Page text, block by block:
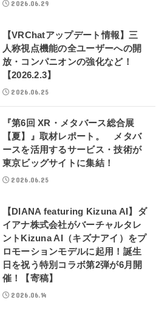
2026.06.29
【VRChatアップデート情報】三
人称視点機能の全ユーザーへの開
放・コンパニオンの強化など！
【2026.2.3】
2026.06.25
『第6回 XR・メタバース総合展
【夏】』取材レポート。 メタバ
ースを活用するサービス・技術が
東京ビッグサイトに集結！
2026.06.25
【DIANA featuring Kizuna AI】ダ
イアナ株式会社がバーチャルタレ
ントKizuna AI（キズナアイ）をプ
ロモーションモデルに起用！誕生
日を祝う特別コラボ第2弾が6月開
催！【寄稿】
2026.06.14